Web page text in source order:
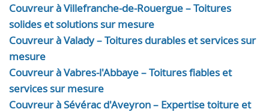
Couvreur à Villefranche-de-Rouergue – Toitures
solides et solutions sur mesure
Couvreur à Valady – Toitures durables et services sur
mesure
Couvreur à Vabres-l'Abbaye – Toitures fiables et
services sur mesure
Couvreur à Sévérac d'Aveyron – Expertise toiture et